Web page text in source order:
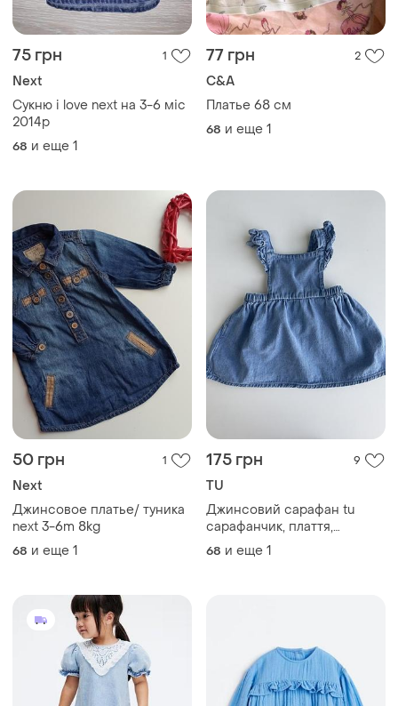
75 грн 1
Next
Сукню i love next на 3-6 міс
2014р
68 и еще 1
77 грн 2
C&A
Платье 68 см
68 и еще 1
50 грн 1
Next
Джинсовое платье/ туника
next 3-6m 8kg
68 и еще 1
175 грн 9
TU
Джинсовий сарафан tu
сарафанчик, плаття,
платтячко , 68, 74 80
68 и еще 1